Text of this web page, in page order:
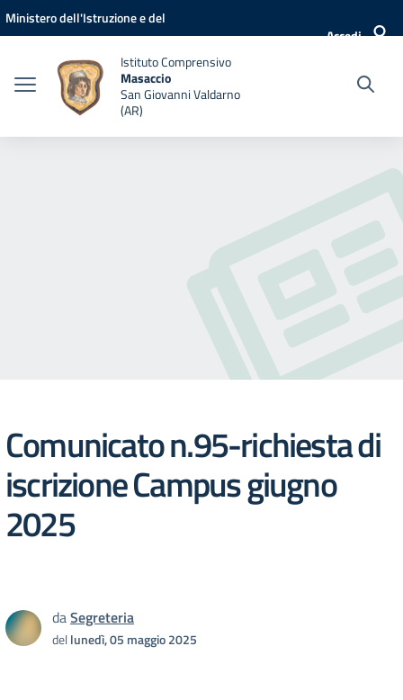
Vai ai contenuti
Vai al menu di navigazione
Vai al footer
Ministero dell'Istruzione e del
Accedi
Istituto Comprensivo
Masaccio
San Giovanni Valdarno
(AR)
Comunicato n.95-richiesta di
iscrizione Campus giugno
2025
daSegreteria
dellunedì, 05 maggio 2025